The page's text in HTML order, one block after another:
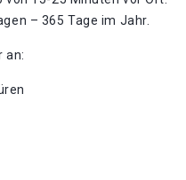
– 365 Tage im Jahr.
an: